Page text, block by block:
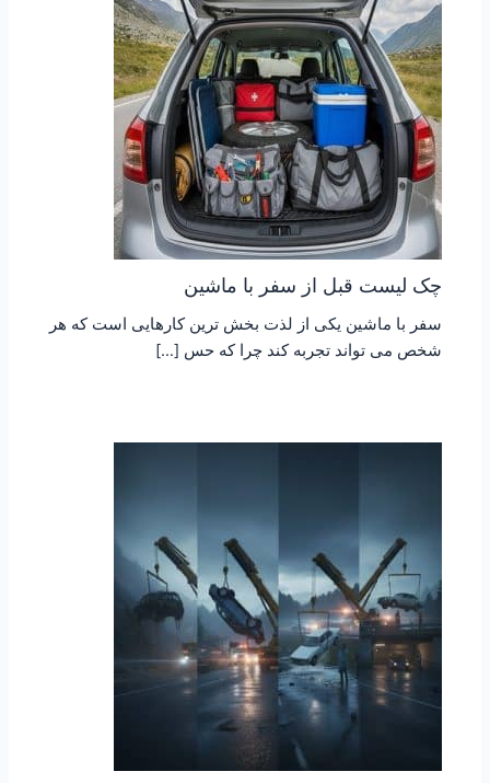
چک لیست قبل از سفر با ماشین
سفر با ماشین یکی از لذت بخش ترین کارهایی است که هر
شخص می تواند تجربه کند چرا که حس […]